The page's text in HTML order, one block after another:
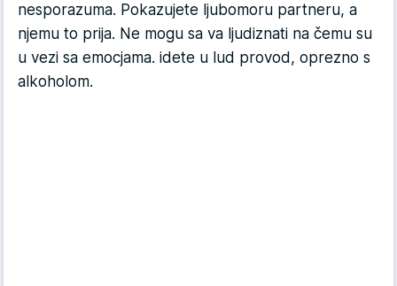
nesporazuma. Pokazujete ljubomoru partneru, a
njemu to prija. Ne mogu sa va ljudiznati na čemu su
u vezi sa emocjama. idete u lud provod, oprezno s
alkoholom.